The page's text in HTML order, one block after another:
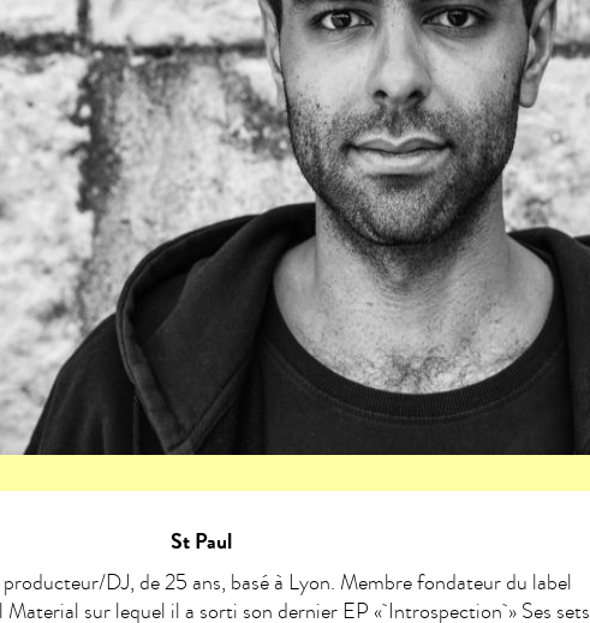
St Paul
DJ, de 25 ans, basé à Lyon. Membre fondateur du label
sur lequel il a sorti son dernier EP « Introspection » Ses sets